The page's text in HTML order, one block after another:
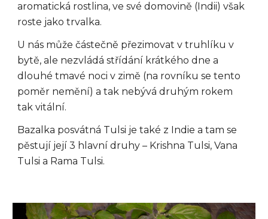
aromatická rostlina, ve své domovině (Indii) však
roste jako trvalka.
U nás může částečně přezimovat v truhlíku v
bytě, ale nezvládá střídání krátkého dne a
dlouhé tmavé noci v zimě (na rovníku se tento
poměr nemění) a tak nebývá druhým rokem
tak vitální.
Bazalka posvátná Tulsi je také z Indie a tam se
pěstují její 3 hlavní druhy – Krishna Tulsi, Vana
Tulsi a Rama Tulsi.